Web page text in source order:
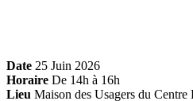
Date 25 Juin 2026
Horaire De 14h à 16h
Lieu Maison des Usagers du